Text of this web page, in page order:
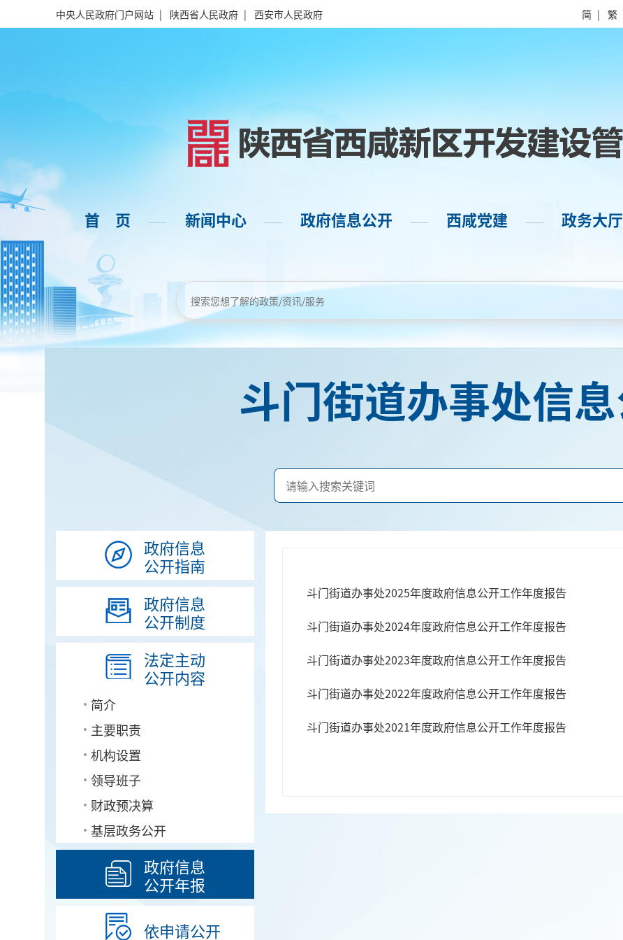
中央人民政府门户网站 | 陕西省人民政府 | 西安市人民政府 简 | 繁
首 页 —— 新闻中心 —— 政府信息公开 —— 西咸党建 —— 政务大厅
斗门街道办事处信
政府信息
公开指南
政府信息
公开制度
法定主动
公开内容
简介
主要职责
机构设置
领导班子
财政预决算
基层政务公开
政府信息
公开年报
依申请公开
斗门街道办事处2025年度政府信息公开工作年度报告
斗门街道办事处2024年度政府信息公开工作年度报告
斗门街道办事处2023年度政府信息公开工作年度报告
斗门街道办事处2022年度政府信息公开工作年度报告
斗门街道办事处2021年度政府信息公开工作年度报告